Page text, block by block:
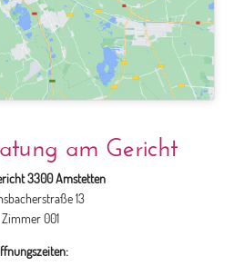
am Gericht
3300 Amstetten
13
Zimmer 001